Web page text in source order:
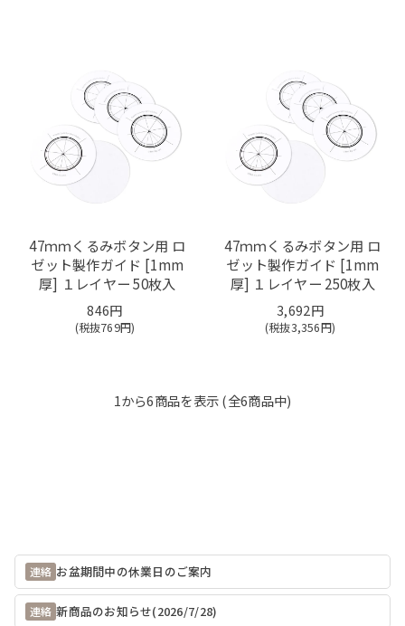
47ｍｍくるみボタン用 ロ
ゼット製作ガイド [1mm
厚] １レイヤー 50枚入
846円
(税抜769円)
47ｍｍくるみボタン用 ロ
ゼット製作ガイド [1mm
厚] １レイヤー 250枚入
3,692円
(税抜3,356円)
1から6商品を表示 (全6商品中)
連絡 お盆期間中の休業日のご案内
連絡 新商品のお知らせ(2026/7/28)